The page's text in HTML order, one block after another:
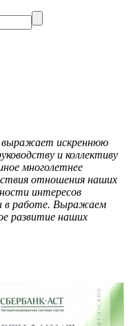
искреннюю
и коллективу
многолетнее
отношения наших
интересов
в работе. Выражаем
развитие наших